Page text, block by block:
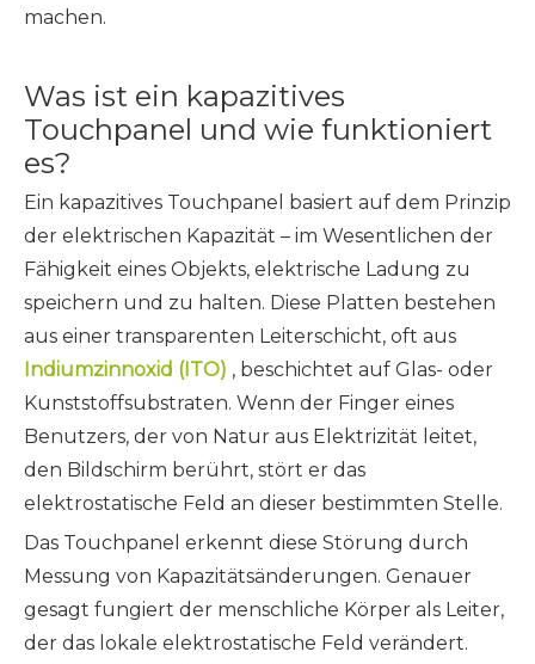
machen.
Was ist ein kapazitives
Touchpanel und wie funktioniert
es?
Ein kapazitives Touchpanel basiert auf dem Prinzip
der elektrischen Kapazität – im Wesentlichen der
Fähigkeit eines Objekts, elektrische Ladung zu
speichern und zu halten. Diese Platten bestehen
aus einer transparenten Leiterschicht, oft aus
Indiumzinnoxid (ITO) , beschichtet auf Glas- oder
Kunststoffsubstraten. Wenn der Finger eines
Benutzers, der von Natur aus Elektrizität leitet,
den Bildschirm berührt, stört er das
elektrostatische Feld an dieser bestimmten Stelle.
Das Touchpanel erkennt diese Störung durch
Messung von Kapazitätsänderungen. Genauer
gesagt fungiert der menschliche Körper als Leiter,
der das lokale elektrostatische Feld verändert.